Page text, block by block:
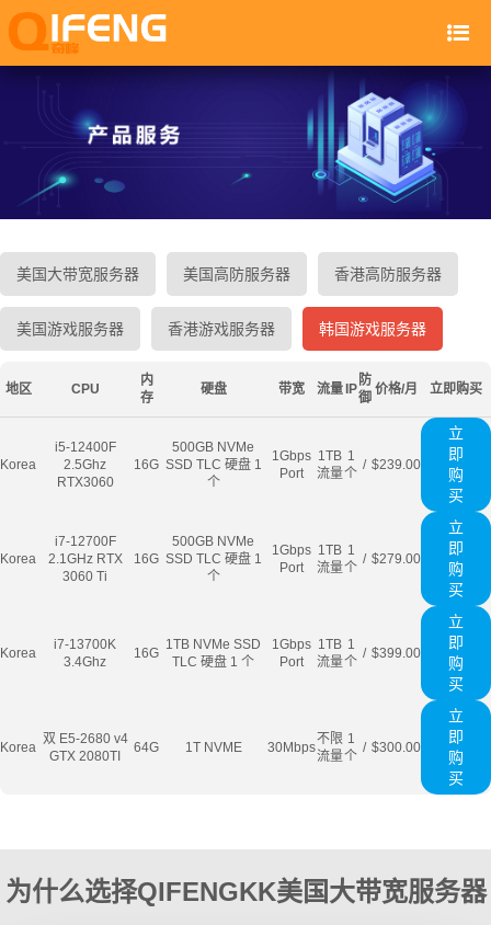
美国大带宽服务器 美国高防服务器 香港高防服务器
美国游戏服务器 香港游戏服务器 韩国游戏服务器
地区 CPU
内
存
硬盘 带宽 流量 IP
防
御
价格/月 立即购买
Korea
i5-12400F
2.5Ghz
RTX3060
16G
500GB NVMe
SSD TLC 硬盘 1
个
1Gbps
Port
1TB
流量
1
个
/ $239.00
立
即
购
买
Korea
i7-12700F
2.1GHz RTX
3060 Ti
16G
500GB NVMe
SSD TLC 硬盘 1
个
1Gbps
Port
1TB
流量
1
个
/ $279.00
立
即
购
买
Korea
i7-13700K
3.4Ghz
16G
1TB NVMe SSD
TLC 硬盘 1 个
1Gbps
Port
1TB
流量
1
个
/ $399.00
立
即
购
买
Korea
双 E5-2680 v4
GTX 2080TI
64G 1T NVME 30Mbps
不限
流量
1
个
/ $300.00
立
即
购
买
为什么选择QIFENGKK美国大带宽服务器